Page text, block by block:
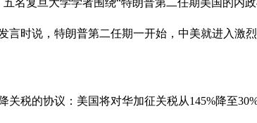
时说，特朗普第二任期一开始，中美就进入激
税的协议：美国将对华加征关税从145%降至